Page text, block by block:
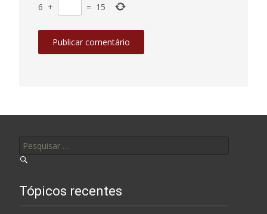
6 + = 15
Tópicos recentes